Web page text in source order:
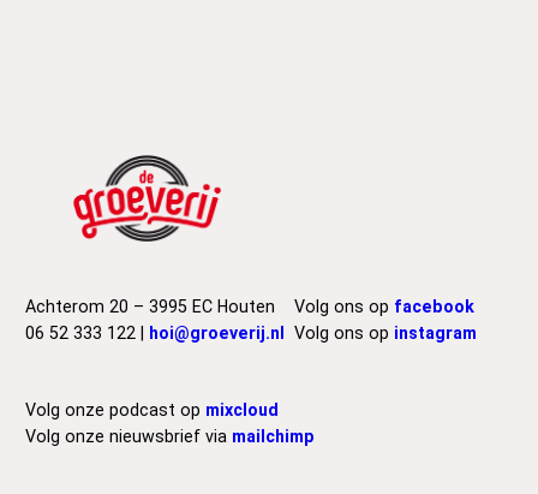
Achterom 20 – 3995 EC Houten
06 52 333 122 |
hoi@groeverij.nl
Volg ons op facebook
Volg ons op instagram
Volg onze podcast op mixcloud
Volg onze nieuwsbrief via mailchimp